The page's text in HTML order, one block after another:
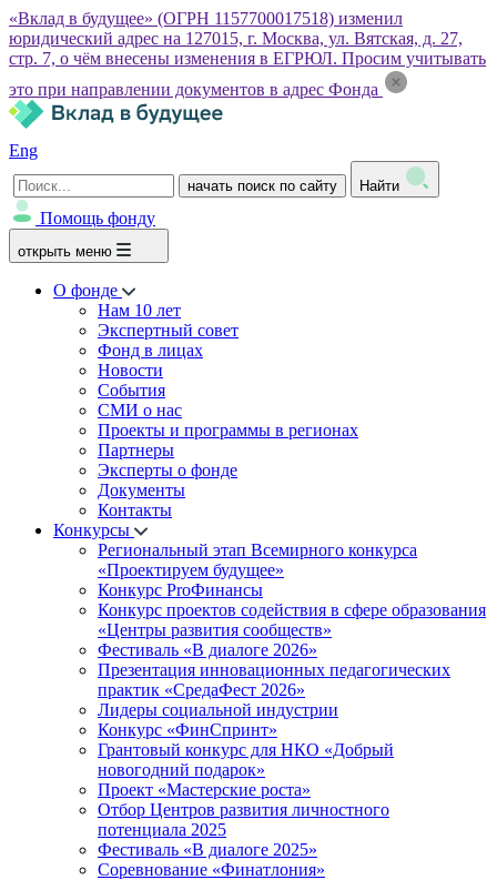
«Вклад в будущее» (ОГРН 1157700017518) изменил
юридический адрес на 127015, г. Москва, ул. Вятская, д. 27,
стр. 7, о чём внесены изменения в ЕГРЮЛ. Просим учитывать
это при направлении документов в адрес Фонда
Eng
начать поиск по сайту Найти
Помощь фонду
открыть меню
О фонде
Нам 10 лет
Экспертный совет
Фонд в лицах
Новости
События
СМИ о нас
Проекты и программы в регионах
Партнеры
Эксперты о фонде
Документы
Контакты
Конкурсы
Региональный этап Всемирного конкурса
«Проектируем будущее»
Конкурс ProФинансы
Конкурс проектов содействия в сфере образования
«Центры развития сообществ»
Фестиваль «В диалоге 2026»
Презентация инновационных педагогических
практик «СредаФест 2026»
Лидеры социальной индустрии
Конкурс «ФинСпринт»
Грантовый конкурс для НКО «Добрый
новогодний подарок»
Проект «Мастерские роста»
Отбор Центров развития личностного
потенциала 2025
Фестиваль «В диалоге 2025»
Соревнование «Финатлония»